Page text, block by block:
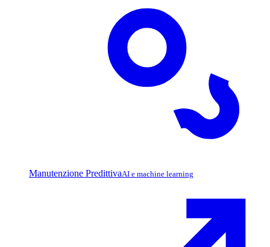
Manutenzione PredittivaAI e machine learning